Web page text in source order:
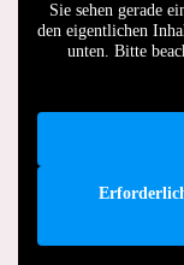
Sie sehen gerade
den eigentlichen
unten. Bitte